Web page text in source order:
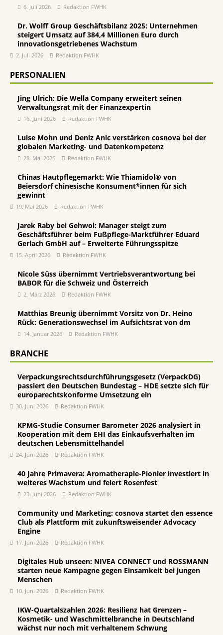
6. Juli 2026 Redaktion FWHK
Dr. Wolff Group Geschäftsbilanz 2025: Unternehmen
steigert Umsatz auf 384,4 Millionen Euro durch
innovationsgetriebenes Wachstum
2. Juli 2026 Redaktion FWHK
PERSONALIEN
Jing Ulrich: Die Wella Company erweitert seinen
Verwaltungsrat mit der Finanzexpertin
16. Juni 2026 Redaktion FWHK
Luise Mohn und Deniz Anic verstärken cosnova bei der
globalen Marketing- und Datenkompetenz
28. Mai 2026 Redaktion FWHK
Chinas Hautpflegemarkt: Wie Thiamidol® von
Beiersdorf chinesische Konsument*innen für sich
gewinnt
19. Mai 2026 Redaktion FWHK
Jarek Raby bei Gehwol: Manager steigt zum
Geschäftsführer beim Fußpflege-Marktführer Eduard
Gerlach GmbH auf – Erweiterte Führungsspitze
15. April 2026 Redaktion FWHK
Nicole Süss übernimmt Vertriebsverantwortung bei
BABOR für die Schweiz und Österreich
2. März 2026 Redaktion FWHK
Matthias Breunig übernimmt Vorsitz von Dr. Heino
Rück: Generationswechsel im Aufsichtsrat von dm
14. Januar 2026 Redaktion FWHK
BRANCHE
Verpackungsrechtsdurchführungsgesetz (VerpackDG)
passiert den Deutschen Bundestag – HDE setzte sich für
europarechtskonforme Umsetzung ein
30. Juni 2026 Redaktion FWHK
KPMG-Studie Consumer Barometer 2026 analysiert in
Kooperation mit dem EHI das Einkaufsverhalten im
deutschen Lebensmittelhandel
24. Juni 2026 Redaktion FWHK
40 Jahre Primavera: Aromatherapie-Pionier investiert in
weiteres Wachstum und feiert Rosenfest
23. Juni 2026 Redaktion FWHK
Community und Marketing: cosnova startet den essence
Club als Plattform mit zukunftsweisender Advocacy
Engine
17. Juni 2026 Redaktion FWHK
Digitales Hub unseen: NIVEA CONNECT und ROSSMANN
starten neue Kampagne gegen Einsamkeit bei jungen
Menschen
10. Juni 2026 Redaktion FWHK
IKW-Quartalszahlen 2026: Resilienz hat Grenzen –
Kosmetik- und Waschmittelbranche in Deutschland
wächst nur noch mit verhaltenem Schwung